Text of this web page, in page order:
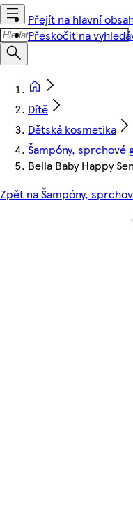
Přejít na hlavní
Přeskočit na
Dítě
Dětská kosmetika
Šampóny, sprchové
Bella Baby Happy
Zpět na Šampóny,